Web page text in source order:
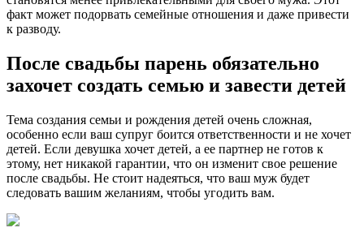
факт может подорвать семейные отношения и даже привести
к разводу.
После свадьбы парень обязательно
захочет создать семью и завести детей
Тема создания семьи и рождения детей очень сложная,
особенно если ваш супруг боится ответственности и не хочет
детей. Если девушка хочет детей, а ее партнер не готов к
этому, нет никакой гарантии, что он изменит свое решение
после свадьбы. Не стоит надеяться, что ваш муж будет
следовать вашим желаниям, чтобы угодить вам.